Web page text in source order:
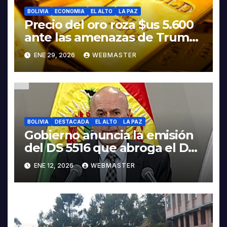
BOLIVIA ECONOMIA EL ALTO LA PAZ
Precio del oro roza $us 5.600
ante las amenazas de Trump
contra Irán
ENE 29, 2026 WEBMASTER
BOLIVIA DESTACADA EL ALTO LA PAZ
Gobierno anuncia la emisión
del DS 5516 que abroga el DS
5503
ENE 12, 2026 WEBMASTER